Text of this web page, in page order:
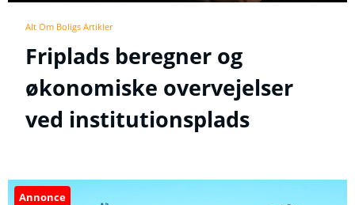
Alt Om Boligs Artikler
Friplads beregner og
økonomiske overvejelser
ved institutionsplads
Annonce